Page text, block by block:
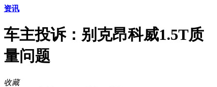
资讯
车主投诉：别克昂科威1.5T质
量问题
收藏